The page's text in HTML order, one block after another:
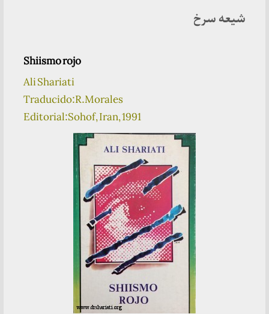
شیعه سرخ
Shiismo rojo
Ali Shariati
Traducido:R.Morales
Editorial:Sohof, Iran, 1991